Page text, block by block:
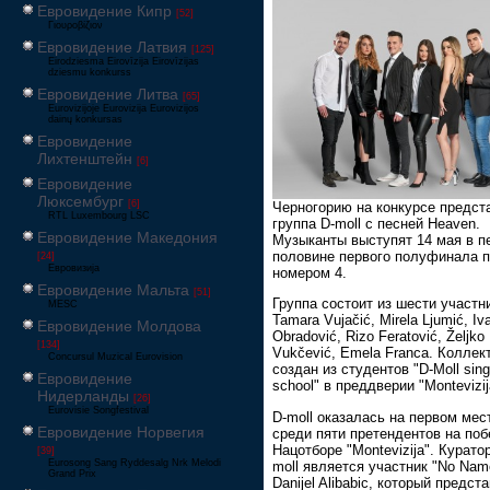
Евровидение Кипр [52]
Γιουροβίζιον
Евровидение Латвия [125]
Eirodziesma Eirovīzija Eirovīzijas
dziesmu konkurss
Евровидение Литва [65]
Eurovizijoje Eurovizija Eurovizijos
dainų konkursas
Евровидение
Лихтенштейн [6]
Евровидение
Люксембург [6]
RTL Luxembourg LSC
Евровидение Македония
[24]
Евровизија
Евровидение Мальта [51]
MESC
Евровидение Молдова
[134]
Concursul Muzical Eurovision
Евровидение
Нидерланды [26]
Eurovisie Songfestival
Евровидение Норвегия
[39]
Eurosong Sang Ryddesalg Nrk Melodi
Grand Prix
Черногорию на конкурсе
группа D-moll с песней Heaven.
Музыканты выступят 14 мая в
половине первого полуфинала
номером 4.
Группа состоит из шести
Tamara Vujačić, Mirela Ljumić,
Obradović, Rizo Feratović, Željko
Vukčević, Emela Franca.
создан из студентов "D-Moll
school" в преддверии
D-moll оказалась на первом
среди пяти претендентов на
Нацотборе "Montevizija".
moll является участник "No
Danijel Alibabic, который